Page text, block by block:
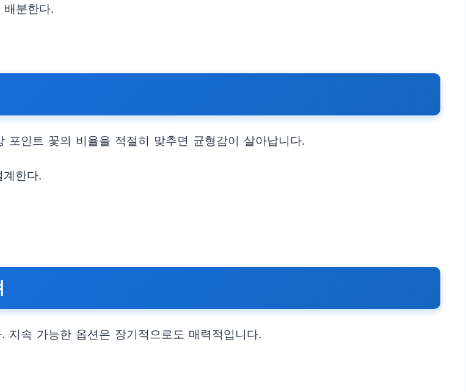
배분한다.
인트 꽃의 비율을 적절히 맞추면 균형감이 살아납니다.
계한다.
속 가능한 옵션은 장기적으로도 매력적입니다.